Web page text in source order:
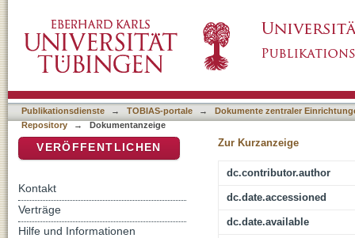
Publikationsdienste → TOBIAS-portale →
Dokumente zentraler
Repository
→ Dokumentanzeige
Zur Kurzanzeige
dc.contributor.author
dc.date.accessioned
dc.date.available
VERÖFFENTLICHEN
Kontakt
Verträge
Hilfe und Informationen